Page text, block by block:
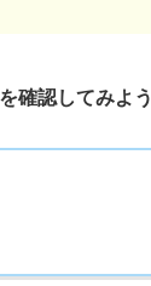
確認してみよう